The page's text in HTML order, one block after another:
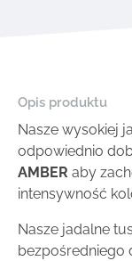
Opis produktu
Nasze wysokiej
odpowiednio
AMBER aby
intensywność
Nasze jadalne
bezpośredniego